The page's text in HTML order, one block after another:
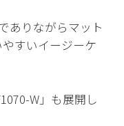
ありながらマット
すいイージーケ
W」も展開し